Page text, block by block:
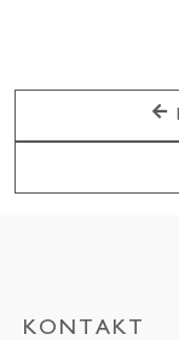
KONTAKT